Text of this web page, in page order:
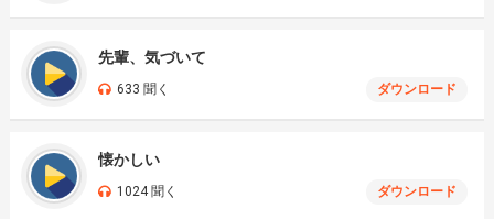
先輩、気づいて
633 聞く ダウンロード
懐かしい
1024 聞く ダウンロード